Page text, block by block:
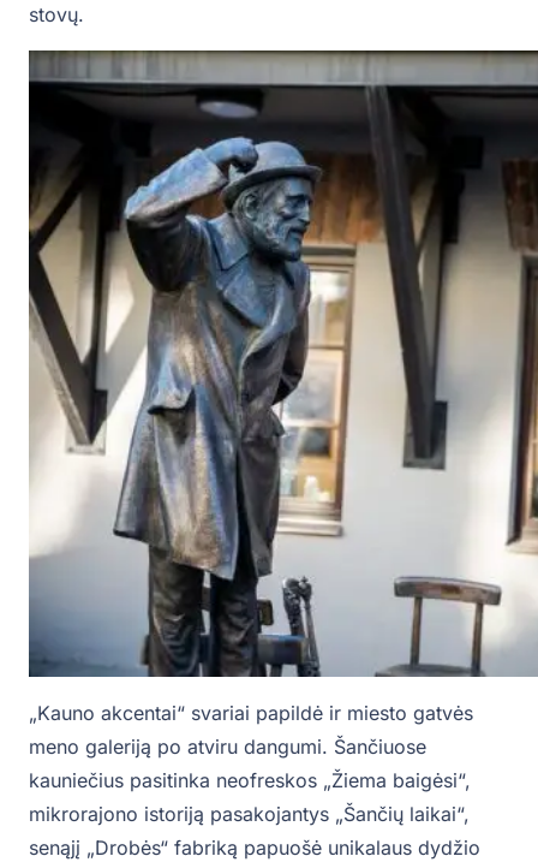
stovų.
„Kauno akcentai“ svariai papildė ir miesto gatvės
meno galeriją po atviru dangumi. Šančiuose
kauniečius pasitinka neofreskos „Žiema baigėsi“,
mikrorajono istoriją pasakojantys „Šančių laikai“,
senąjį „Drobės“ fabriką papuošė unikalaus dydžio